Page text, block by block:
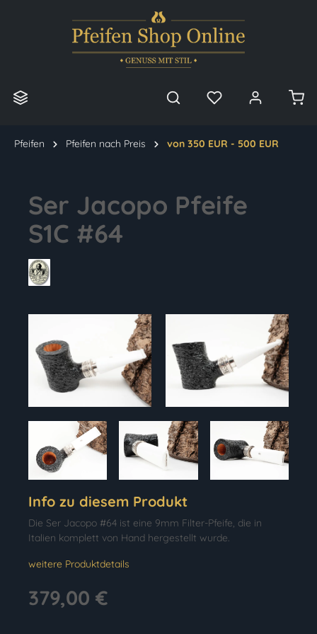
Pfeifen Pfeifen nach Preis von 350 EUR - 500 EUR
Ser Jacopo Pfeife
S1C #64
Info zu diesem Produkt
Die Ser Jacopo #64 ist eine 9mm Filter-Pfeife, die in
Italien komplett von Hand hergestellt wurde.
weitere Produktdetails
379,00 €